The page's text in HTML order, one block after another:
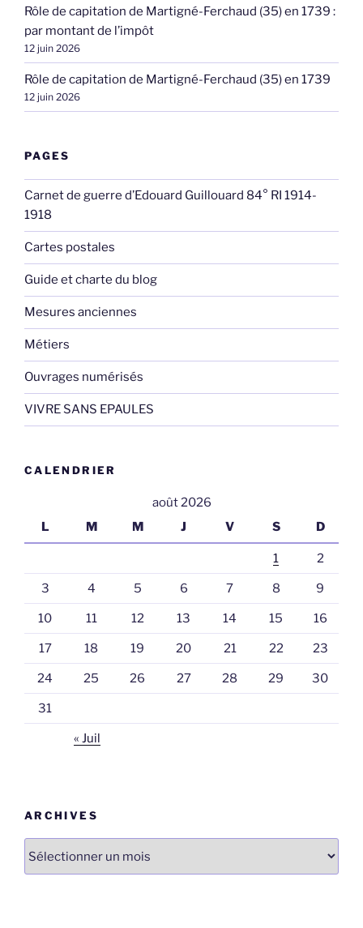
Rôle de capitation de Martigné-Ferchaud (35) en 1739 :
par montant de l’impôt
12 juin 2026
Rôle de capitation de Martigné-Ferchaud (35) en 1739
12 juin 2026
PAGES
Carnet de guerre d’Edouard Guillouard 84° RI 1914-
1918
Cartes postales
Guide et charte du blog
Mesures anciennes
Métiers
Ouvrages numérisés
VIVRE SANS EPAULES
CALENDRIER
août 2026
L
M M J V S D
1 2
3 4 5 6 7 8 9
10 11 12 13 14 15 16
17 18 19 20 21 22 23
24 25 26 27 28 29 30
31
« Juil
ARCHIVES